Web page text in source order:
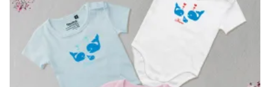
der
Produktseite
gewählt